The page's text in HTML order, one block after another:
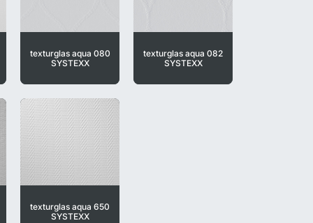
texturglas aqua 080
SYSTEXX
texturglas aqua 082
SYSTEXX
texturglas aqua 650
SYSTEXX